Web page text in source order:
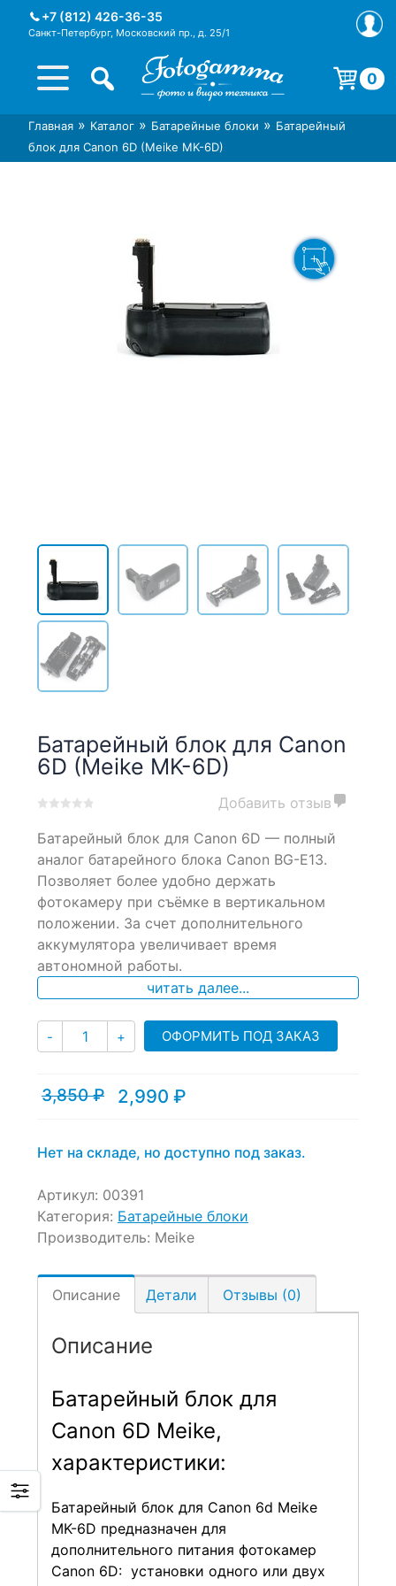
+7 (812) 426-36-35
Санкт-Петербург, Московский пр., д. 25/1
Интернет-магазин фототехники
Foto-Gamma в СПб
Магазин фотоаксессуаров foto-
gamma.ru
0
Корзина пуста.
Главная » Каталог » Батарейные блоки » Батарейный
блок для Canon 6D (Meike MK-6D)
Батарейный блок для Canon
6D (Meike MK-6D)
out
on
customer
ratings
Добавить отзыв
Батарейный блок для Canon 6D — полный
аналог батарейного блока Canon BG-E13.
Позволяет более удобно держать
фотокамеру при съёмке в вертикальном
положении. За счет дополнительного
аккумулятора увеличивает время
автономной работы.
читать далее...
- Количество
+ ОФОРМИТЬ ПОД ЗАКАЗ
3,850₽
Первоначальная
3,850 ₽.
2,990 ₽
Текущая
Нет на складе, но доступно под заказ.
Артикул: 00391
Категория: Батарейные блоки
Производитель: Meike
Описание Детали Отзывы (0)
Описание
Батарейный блок для
Canon 6D Meike,
характеристики:
Батарейный блок для Canon 6d Meike
MK-6D предназначен для
дополнительного питания фотокамер
Canon 6D: установки одного или двух